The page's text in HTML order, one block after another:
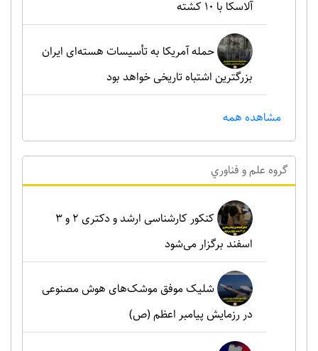
آلاسکا با ۱۰ کشته
حمله آمریکا به تأسیسات هسته‌ای ایران
بزرگترین اشتباه تاریخی خواهد بود
مشاهده همه
گروه علم و فناوري
کنکور کارشناسی ارشد و دکتری ۲ و ۳
اسفند برگزار می‌شود
شلیک موفق موشک‌های هوش مصنوعی
در رزمایش پیامبر اعظم (ص)